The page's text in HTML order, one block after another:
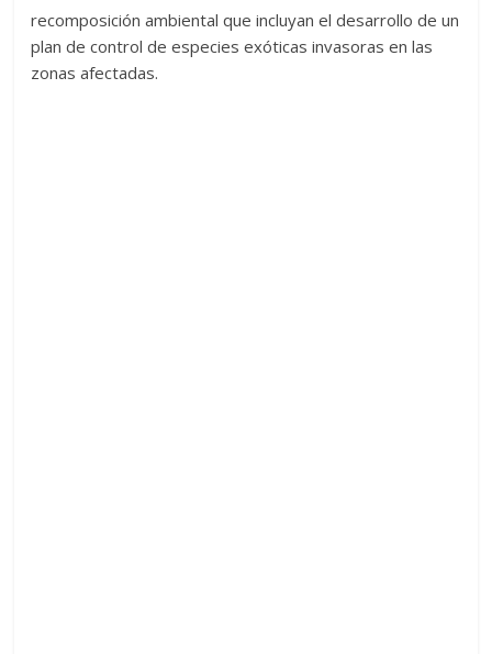
recomposición ambiental que incluyan el desarrollo de un
plan de control de especies exóticas invasoras en las
zonas afectadas.